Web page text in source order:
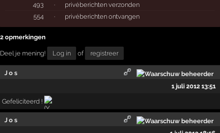
493
·
privéberichten verzonden
554
· privéberichten ontvangen
2 opmerkingen
Deel je mening! Log in of registreer
J o s
1 juli 2012 13:51
Gefeliciteerd !
J o s